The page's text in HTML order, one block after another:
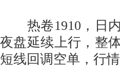
热卷1910，日内
夜盘延续上行，整
短线回调空单，行